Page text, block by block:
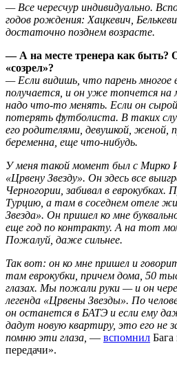
— Все чересчур индивидуально.
годов рождения: Хацкевич,
достаточно позднем возрасте.
— А на месте тренера как быть?
«созрел»?
— Если видишь, что парень многое
получается, и он уже топчется на
надо что-то менять. Если он
потерять футболиста. В таких
его родителями, девушкой, женой,
беременна, еще что-нибудь.
У меня такой момент был с Мирко
«Црвену Звезду». Он здесь все
Черногории, забивал в еврокубках.
Турцию, а там в соседнем отеле
Звезда». Он пришел ко мне
еще год по контракту. А на тот
Пожалуй, даже сильнее.
Так вот: он ко мне пришел и
там еврокубки, причем дома, 50
глазах. Мы пожали руки — и он
легенда «Црвены Звезды». По
он останется в БАТЭ и если ему
дадут новую квартиру, это его не
помню эти глаза, — вспомнил
передачи».